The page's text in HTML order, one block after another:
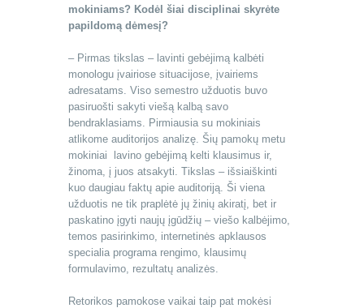
mokiniams? Kodėl šiai disciplinai skyrėte
papildomą dėmesį?
– Pirmas tikslas – lavinti gebėjimą kalbėti
monologu įvairiose situacijose, įvairiems
adresatams. Viso semestro užduotis buvo
pasiruošti sakyti viešą kalbą savo
bendraklasiams. Pirmiausia su mokiniais
atlikome auditorijos analizę. Šių pamokų metu
mokiniai lavino gebėjimą kelti klausimus ir,
žinoma, į juos atsakyti. Tikslas – išsiaiškinti
kuo daugiau faktų apie auditoriją. Ši viena
užduotis ne tik praplėtė jų žinių akiratį, bet ir
paskatino įgyti naujų įgūdžių – viešo kalbėjimo,
temos pasirinkimo, internetinės apklausos
specialia programa rengimo, klausimų
formulavimo, rezultatų analizės.
Retorikos pamokose vaikai taip pat mokėsi